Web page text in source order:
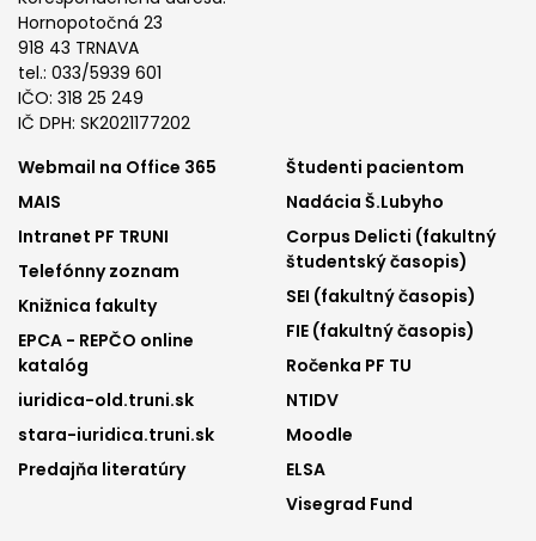
Hornopotočná 23
918 43 TRNAVA
tel.: 033/5939 601
IČO: 318 25 249
IČ DPH: SK2021177202
Footer
menu
1
Webmail na Office 365
MAIS
Intranet PF TRUNI
Telefónny zoznam
Knižnica fakulty
EPCA - REPČO online
katalóg
iuridica-old.truni.sk
stara-iuridica.truni.sk
Predajňa literatúry
Footer
menu
2
Študenti pacientom
Nadácia Š.Lubyho
Corpus Delicti (fakultný
študentský časopis)
SEI (fakultný časopis)
FIE (fakultný časopis)
Ročenka PF TU
NTIDV
Moodle
ELSA
Visegrad Fund